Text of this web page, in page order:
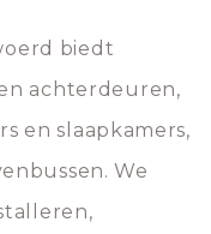
biedt
achterdeuren,
en slaapkamers,
We